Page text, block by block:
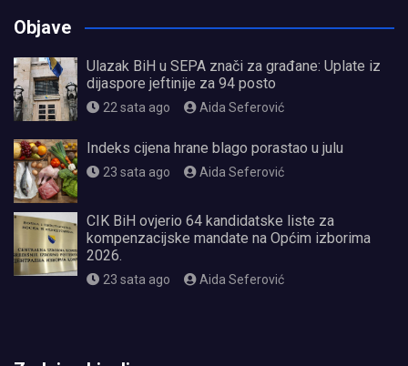
Objave
Ulazak BiH u SEPA znači za građane: Uplate iz
dijaspore jeftinije za 94 posto
22 sata ago Aida Seferović
Indeks cijena hrane blago porastao u julu
23 sata ago Aida Seferović
CIK BiH ovjerio 64 kandidatske liste za
kompenzacijske mandate na Općim izborima
2026.
23 sata ago Aida Seferović